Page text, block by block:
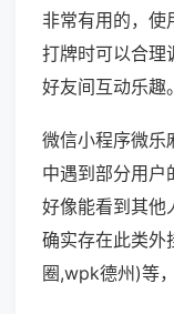
非常有用的，使
打牌时可以合理
好友间互动乐趣。
微信小程序微乐
中遇到部分用户
好像能看到其他
确实存在此类外
圈,wpk德州)等